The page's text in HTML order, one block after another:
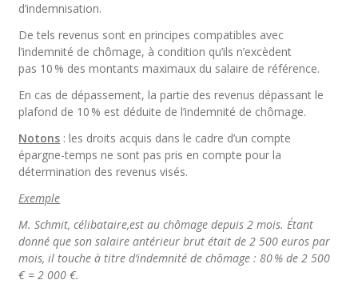
d’indemnisation.
De tels revenus sont en principes compatibles avec
l’indemnité de chômage, à condition qu’ils n’excèdent
pas 10 % des montants maximaux du salaire de référence.
En cas de dépassement, la partie des revenus dépassant le
plafond de 10 % est déduite de l’indemnité de chômage.
Notons : les droits acquis dans le cadre d’un compte
épargne-temps ne sont pas pris en compte pour la
détermination des revenus visés.
Exemple
M. Schmit, célibataire,est au chômage depuis 2 mois. Étant
donné que son salaire antérieur brut était de 2 500 euros par
mois, il touche à titre d’indemnité de chômage : 80 % de 2 500
€ = 2 000 €.